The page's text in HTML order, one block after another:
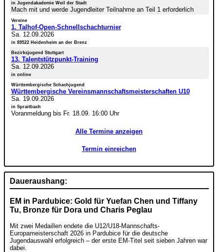
in Jugendakademie Weil der Stadt
Mach mit und werde Jugendleiter Teilnahme an Teil 1 erforderlich
Vereine
1. Talhof-Open-Schnellschachturnier
Sa. 12.09.2026
in 89522 Heidenheim an der Brenz
Bezirksjugend Stuttgart
13. Talentstützpunkt-Training
Sa. 12.09.2026
in online
Württembergische Schachjugend
Württembergische Vereinsmannschaftsmeisterschaften U10
Sa. 19.09.2026
in Spraitbach
Voranmeldung bis Fr. 18.09. 16:00 Uhr
Alle Termine anzeigen
Termin einreichen
Daueraushang:
EM in Pardubice: Gold für Yuefan Chen und Tiffany
Tu, Bronze für Dora und Charis Peglau
Mit zwei Medaillen endete die U12/U18-Mannschafts-
Europameisterschaft 2026 in Pardubice für die deutsche
Jugendauswahl erfolgreich – der erste EM-Titel seit sieben Jahren war
dabei.